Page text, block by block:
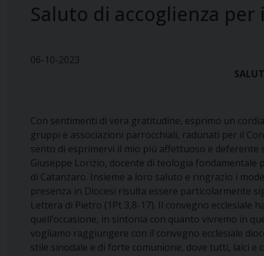
Saluto di accoglienza per
06-10-2023
Con sentimenti di vera gratitudine, esprimo un
gruppi e associazioni parrocchiali, radunati per il
sento di esprimervi il mio più affettuoso e
Giuseppe Lorizio, docente di teologia fondamentale
di Catanzaro. Insieme a loro saluto e ringrazio i
presenza in Diocesi risulta essere particolarmente
Lettera di Pietro (1Pt 3,8-17). Il convegno ecclesiale
quell’occasione, in sintonia con quanto vivremo in
vogliamo raggiungere con il convegno ecclesiale
stile sinodale e di forte comunione, dove tutti, laici e